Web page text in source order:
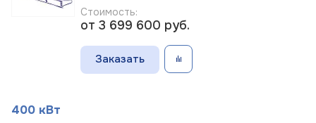
Стоимость:
от 3 699 600 руб.
Заказать
400 кВт